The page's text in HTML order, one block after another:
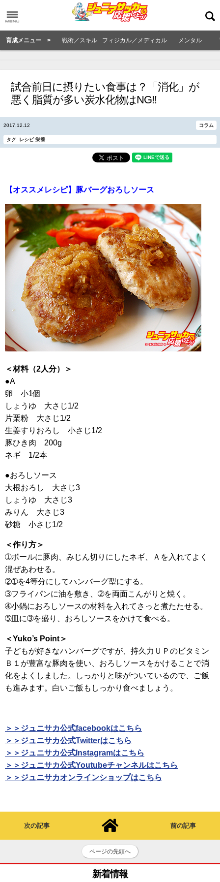
育成メニュー > 戦術／スキル フィジカル／メディカル メンタル
試合前日に摂りたい食事は？「消化」が
悪く脂質が多い炭水化物はNG!!
2017.12.12 コラム
タグ: レシピ 栄養
【オススメレシピ】豚バーグおろしソース
＜材料（2人分）＞
●A
卵 小1個
しょうゆ 大さじ1/2
片栗粉 大さじ1/2
生姜すりおろし 小さじ1/2
豚ひき肉 200g
ネギ 1/2本
●おろしソース
大根おろし 大さじ3
しょうゆ 大さじ3
みりん 大さじ3
砂糖 小さじ1/2
＜作り方＞
➀ボールに豚肉、みじん切りにしたネギ、Ａを入れてよく
混ぜあわせる。
➁➀を4等分にしてハンバーグ型にする。
➂フライパンに油を敷き、➁を両面こんがりと焼く。
➃小鍋におろしソースの材料を入れてさっと煮たたせる。
➄皿に➂を盛り、おろしソースをかけて食べる。
＜Yuko’s Point＞
子どもが好きなハンバーグですが、持久力ＵＰのビタミン
Ｂ１が豊富な豚肉を使い、おろしソースをかけることで消
化をよくしました。しっかりと味がついているので、ご飯
も進みます。白いご飯もしっかり食べましょう。
＞＞ジュニサカ公式facebookはこちら
＞＞ジュニサカ公式Twitterはこちら
＞＞ジュニサカ公式Instagramはこちら
＞＞ジュニサカ公式Youtubeチャンネルはこちら
＞＞ジュニサカオンラインショップはこちら
次の記事 前の記事
ページの先頭へ
新着情報